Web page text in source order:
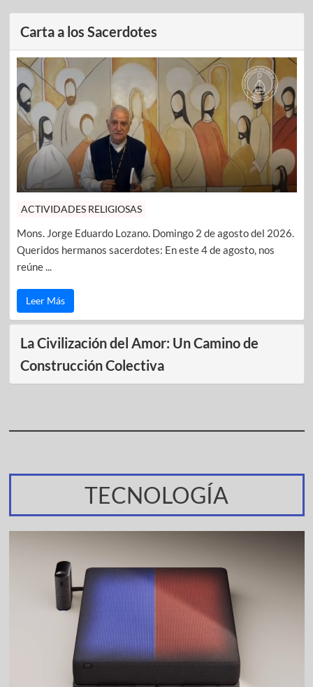
Carta a los Sacerdotes
ACTIVIDADES RELIGIOSAS
Mons. Jorge Eduardo Lozano. Domingo 2 de agosto del 2026.
Queridos hermanos sacerdotes: En este 4 de agosto, nos
reúne ...
Leer Más
La Civilización del Amor: Un Camino de
Construcción Colectiva
TECNOLOGÍA